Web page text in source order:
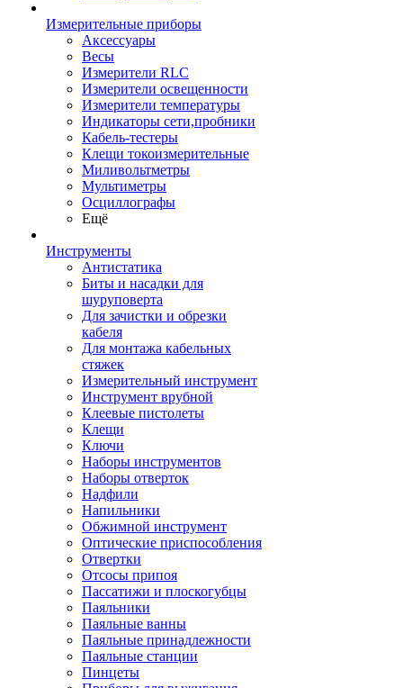
Измерительные приборы
Аксессуары
Весы
Измерители RLC
Измерители освещенности
Измерители температуры
Индикаторы сети,пробники
Кабель-тестеры
Клещи токоизмерительные
Миливольтметры
Мультиметры
Осциллографы
Ещё
Инструменты
Антистатика
Биты и насадки для
шуруповерта
Для зачистки и обрезки
кабеля
Для монтажа кабельных
стяжек
Измерительный инструмент
Инструмент врубной
Клеевые пистолеты
Клещи
Ключи
Наборы инструментов
Наборы отверток
Надфили
Напильники
Обжимной инструмент
Оптические приспособления
Отвертки
Отсосы припоя
Пассатижи и плоскогубцы
Паяльники
Паяльные ванны
Паяльные принадлежности
Паяльные станции
Пинцеты